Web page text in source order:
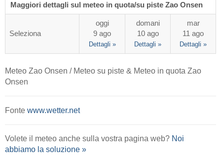
Maggiori dettagli sul meteo in quota/su piste Zao Onsen
Seleziona
oggi
9 ago
Dettagli »
domani
10 ago
Dettagli »
mar
11 ago
Dettagli »
Meteo Zao Onsen / Meteo su piste & Meteo in quota Zao
Onsen
Fonte www.wetter.net
Volete il meteo anche sulla vostra pagina web? Noi
abbiamo la soluzione »